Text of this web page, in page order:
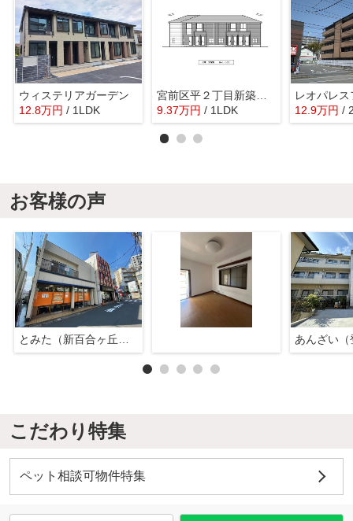
ウィステリアガーデン
12.8万円 / 1LDK
宮前区平２丁目新築アパート（仮
9.37万円 / 1LDK 12.9万円 /
お客様の声
あんざい（
こだわり特集
ペット相談可物件特集